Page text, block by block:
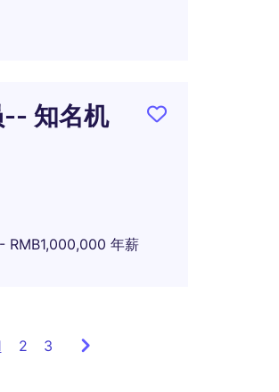
-- 知名机
RMB1,000,000 年薪
Showing
2 3